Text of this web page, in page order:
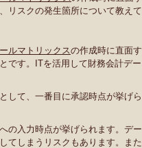
リスクの発生箇所について教えて
ルマトリックスの作成時に直面
です。ITを活用して財務会計デー
して、一番目に承認時点が挙げ
の入力時点が挙げられます。デ
てしまうリスクもあります。ま